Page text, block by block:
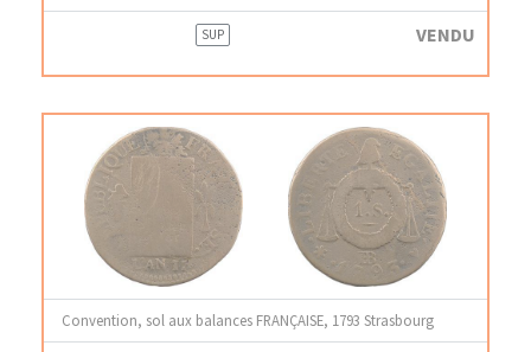
SUP VENDU
Convention, sol aux balances FRANÇAISE, 1793 Strasbourg